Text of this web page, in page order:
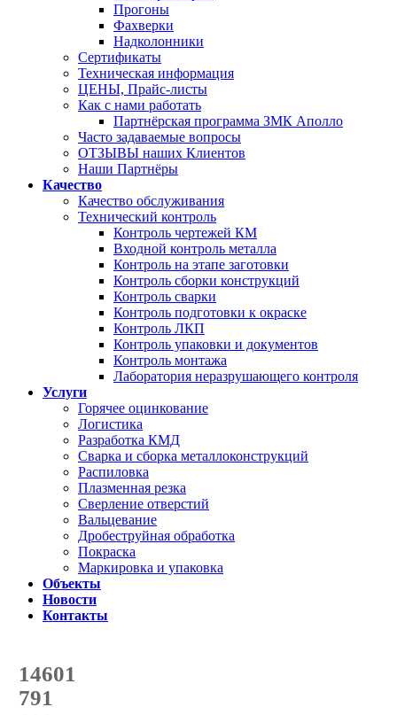
Прогоны
Фахверки
Надколонники
Сертификаты
Техническая информация
ЦЕНЫ, Прайс-листы
Как с нами работать
Партнёрская программа ЗМК Аполло
Часто задаваемые вопросы
ОТЗЫВЫ наших Клиентов
Наши Партнёры
Качество
Качество обслуживания
Технический контроль
Контроль чертежей КМ
Входной контроль металла
Контроль на этапе заготовки
Контроль сборки конструкций
Контроль сварки
Контроль подготовки к окраске
Контроль ЛКП
Контроль упаковки и документов
Контроль монтажа
Лаборатория неразрушающего контроля
Услуги
Горячее оцинкование
Логистика
Разработка КМД
Сварка и сборка металлоконструкций
Распиловка
Плазменная резка
Сверление отверстий
Вальцевание
Дробеструйная обработка
Покраска
Маркировка и упаковка
Объекты
Новости
Контакты
14601
с начала года
791
с начала месяца